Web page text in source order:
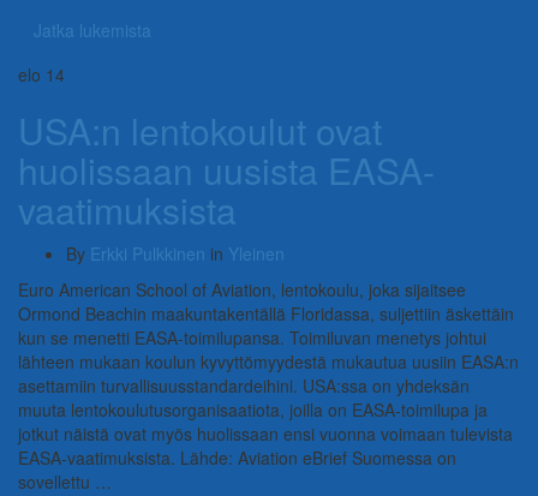
Jatka lukemista
elo 14
USA:n lentokoulut ovat
huolissaan uusista EASA-
vaatimuksista
By Erkki Pulkkinen in Yleinen
Euro American School of Aviation, lentokoulu, joka sijaitsee
Ormond Beachin maakuntakentällä Floridassa, suljettiin äskettäin
kun se menetti EASA-toimilupansa. Toimiluvan menetys johtui
lähteen mukaan koulun kyvyttömyydestä mukautua uusiin EASA:n
asettamiin turvallisuusstandardeihini. USA:ssa on yhdeksän
muuta lentokoulutusorganisaatiota, joilla on EASA-toimilupa ja
jotkut näistä ovat myös huolissaan ensi vuonna voimaan tulevista
EASA-vaatimuksista. Lähde: Aviation eBrief Suomessa on
sovellettu …